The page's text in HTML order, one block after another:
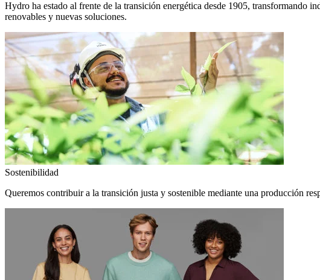
Hydro ha estado al frente de la transición energética desde 1905, transformando
renovables y nuevas soluciones.
Sostenibilidad
Queremos contribuir a la transición justa y sostenible mediante una producción